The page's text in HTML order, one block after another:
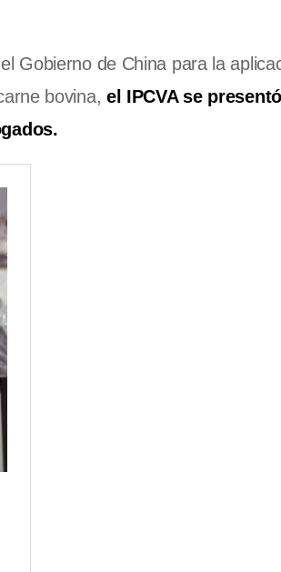
Gobierno de China para la
bovina, el IPCVA se